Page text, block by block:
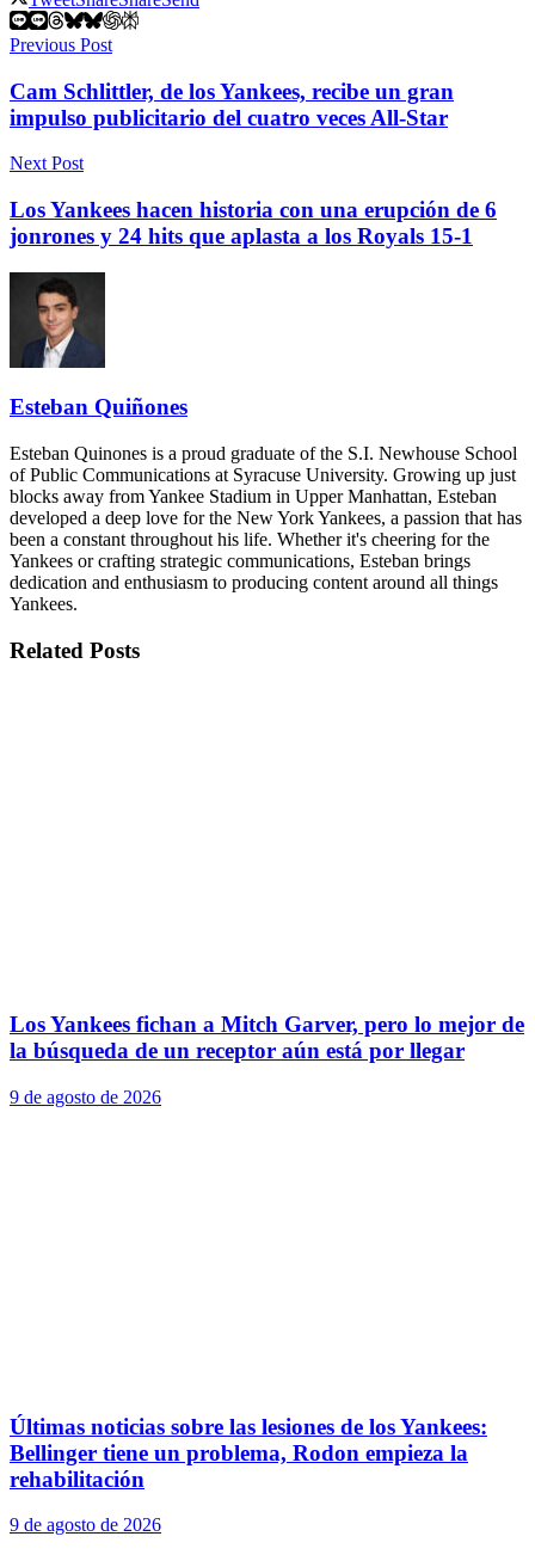
Previous Post
Cam Schlittler, de los Yankees, recibe un gran
impulso publicitario del cuatro veces All-Star
Next Post
Los Yankees hacen historia con una erupción de 6
jonrones y 24 hits que aplasta a los Royals 15-1
Esteban Quiñones
Esteban Quinones is a proud graduate of the S.I. Newhouse School
of Public Communications at Syracuse University. Growing up just
blocks away from Yankee Stadium in Upper Manhattan, Esteban
developed a deep love for the New York Yankees, a passion that has
been a constant throughout his life. Whether it's cheering for the
Yankees or crafting strategic communications, Esteban brings
dedication and enthusiasm to producing content around all things
Yankees.
Related Posts
Los Yankees fichan a Mitch Garver, pero lo mejor de
la búsqueda de un receptor aún está por llegar
9 de agosto de 2026
Últimas noticias sobre las lesiones de los Yankees:
Bellinger tiene un problema, Rodon empieza la
rehabilitación
9 de agosto de 2026